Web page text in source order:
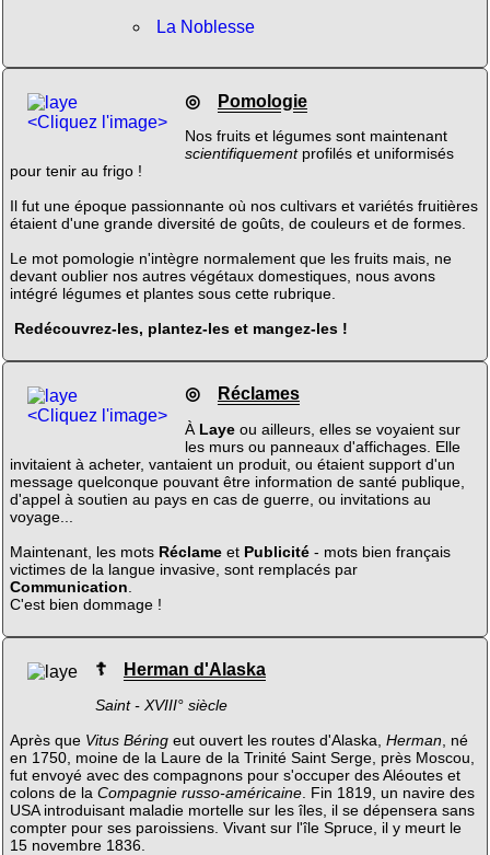
La Noblesse
<Cliquez l'image>
◎ Pomologie
Nos fruits et légumes sont maintenant
scientifiquementprofilés et uniformisés
pour tenir au frigo !
Il fut une époque passionnante où nos cultivars et variétés fruitières
étaient d'une grande diversité de goûts, de couleurs et de formes.
Le mot pomologie n'intègre normalement que les fruits mais, ne
devant oublier nos autres végétaux domestiques, nous avons
intégré légumes et plantes sous cette rubrique.
Redécouvrez-les, plantez-les et mangez-les !
<Cliquez l'image>
◎ Réclames
À Layeou ailleurs, elles se voyaient sur
les murs ou panneaux d'affichages. Elle
invitaient à acheter, vantaient un produit, ou étaient support d'un
message quelconque pouvant être information de santé publique,
d'appel à soutien au pays en cas de guerre, ou invitations au
voyage...
Maintenant, les mots Réclameet Publicité- mots bien français
victimes de la langue invasive, sont remplacés par
Communication
C'est bien dommage !
☦ Herman d'Alaska
Saint - XVIII° siècle
Après que Vitus Béringeut ouvert les routes d'Alaska, Herman , né
en 1750, moine de la Laure de la Trinité Saint Serge, près Moscou,
fut envoyé avec des compagnons pour s'occuper des Aléoutes et
colons de la Compagnie russo-américaine. Fin 1819, un navire des
USA introduisant maladie mortelle sur les îles, il se dépensera sans
compter pour ses paroissiens. Vivant sur l'île Spruce, il y meurt le
15 novembre 1836.